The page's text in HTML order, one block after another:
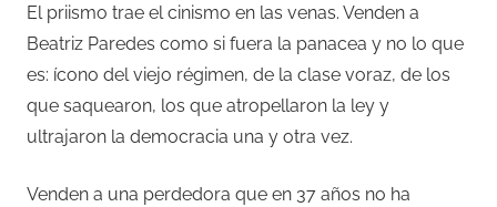
El priismo trae el cinismo en las venas. Venden a
Beatriz Paredes como si fuera la panacea y no lo que
es: ícono del viejo régimen, de la clase voraz, de los
que saquearon, los que atropellaron la ley y
ultrajaron la democracia una y otra vez.
Venden a una perdedora que en 37 años no ha